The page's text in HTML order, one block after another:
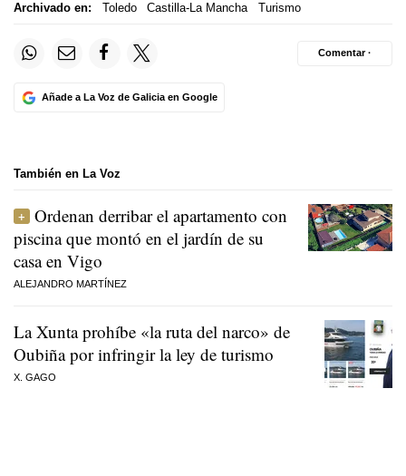
Archivado en: Toledo Castilla-La Mancha Turismo
Añade a La Voz de Galicia en Google
Comentar ·
También en La Voz
Ordenan derribar el apartamento con
piscina que montó en el jardín de su
casa en Vigo
ALEJANDRO MARTÍNEZ
La Xunta prohíbe «la ruta del narco» de
Oubiña por infringir la ley de turismo
X. GAGO